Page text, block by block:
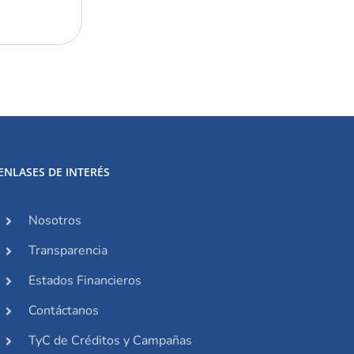
DE INTERÉS
Nosotros
Transparencia
Estados Financieros
Contáctanos
TyC de Créditos y Campañas